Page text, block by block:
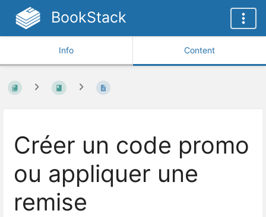
BookStack
Info Content
Créer un code promo
ou appliquer une
remise